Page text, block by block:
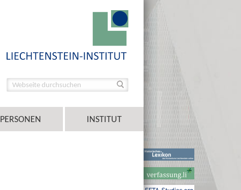
PERSONEN INSTITUT